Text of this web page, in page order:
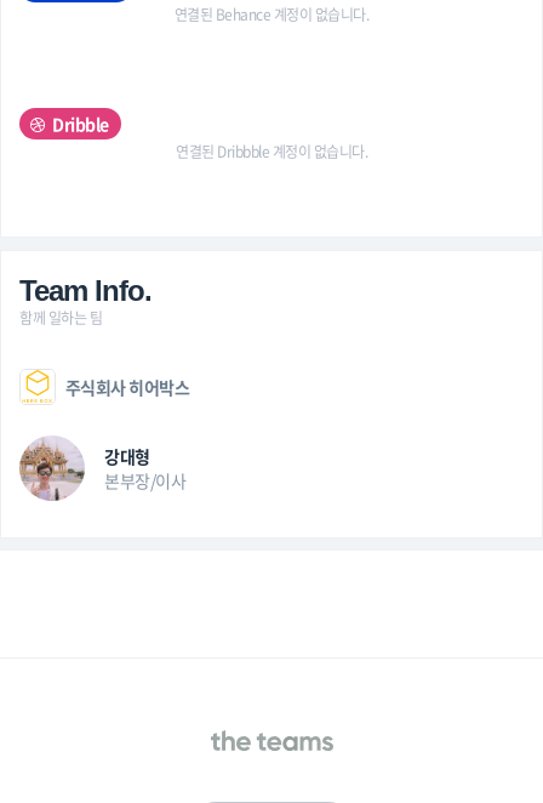
연결된 Behance 계정이 없습니다.
Dribble
연결된 Dribbble 계정이 없습니다.
Team Info.
함께 일하는 팀
주식회사 히어박스
강대형
본부장/이사